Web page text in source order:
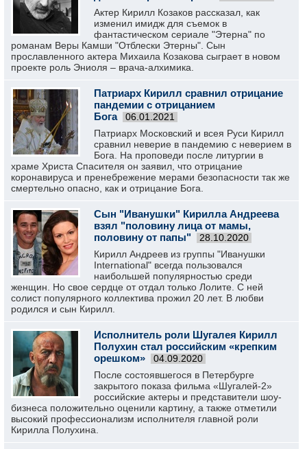
Актер Кирилл Козаков рассказал, как
изменил имидж для съемок в
фантастическом сериале "Этерна" по
романам Веры Камши "Отблески Этерны". Сын
прославленного актера Михаила Козакова сыграет в новом
проекте роль Эниоля – врача-алхимика.
Патриарх Кирилл сравнил отрицание
пандемии с отрицанием
Бога
06.01.2021
Патриарх Московский и всея Руси Кирилл
сравнил неверие в пандемию с неверием в
Бога. На проповеди после литургии в
храме Христа Спасителя он заявил, что отрицание
коронавируса и пренебрежение мерами безопасности так же
смертельно опасно, как и отрицание Бога.
Сын "Иванушки" Кирилла Андреева
взял "половину лица от мамы,
половину от папы"
28.10.2020
Кирилл Андреев из группы "Иванушки
International" всегда пользовался
наибольшей популярностью среди
женщин. Но свое сердце от отдал только Лолите. С ней
солист популярного коллектива прожил 20 лет. В любви
родился и сын Кирилл.
Исполнитель роли Шугалея Кирилл
Полухин стал российским «крепким
орешком»
04.09.2020
После состоявшегося в Петербурге
закрытого показа фильма «Шугалей-2»
российские актеры и представители шоу-
бизнеса положительно оценили картину, а также отметили
высокий профессионализм исполнителя главной роли
Кирилла Полухина.